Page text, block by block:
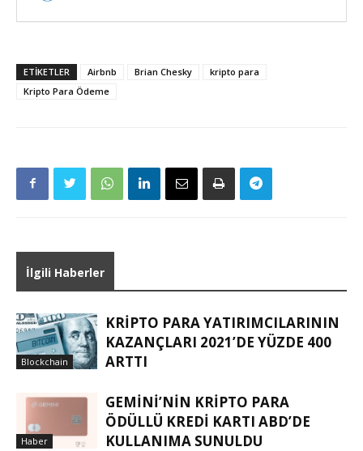
ETIKETLER Airbnb Brian Chesky
kripto para
Kripto Para Ödeme
İlgili Haberler
Blockchain
KRIPTO PARA YATIRIMCILARININ
KAZANÇLARI 2021’DE YÜZDE 400
ARTTI
Haber
GEMINI’NIN KRIPTO PARA
ÖDÜLLÜ KREDI KARTI ABD’DE
KULLANIMA SUNULDU